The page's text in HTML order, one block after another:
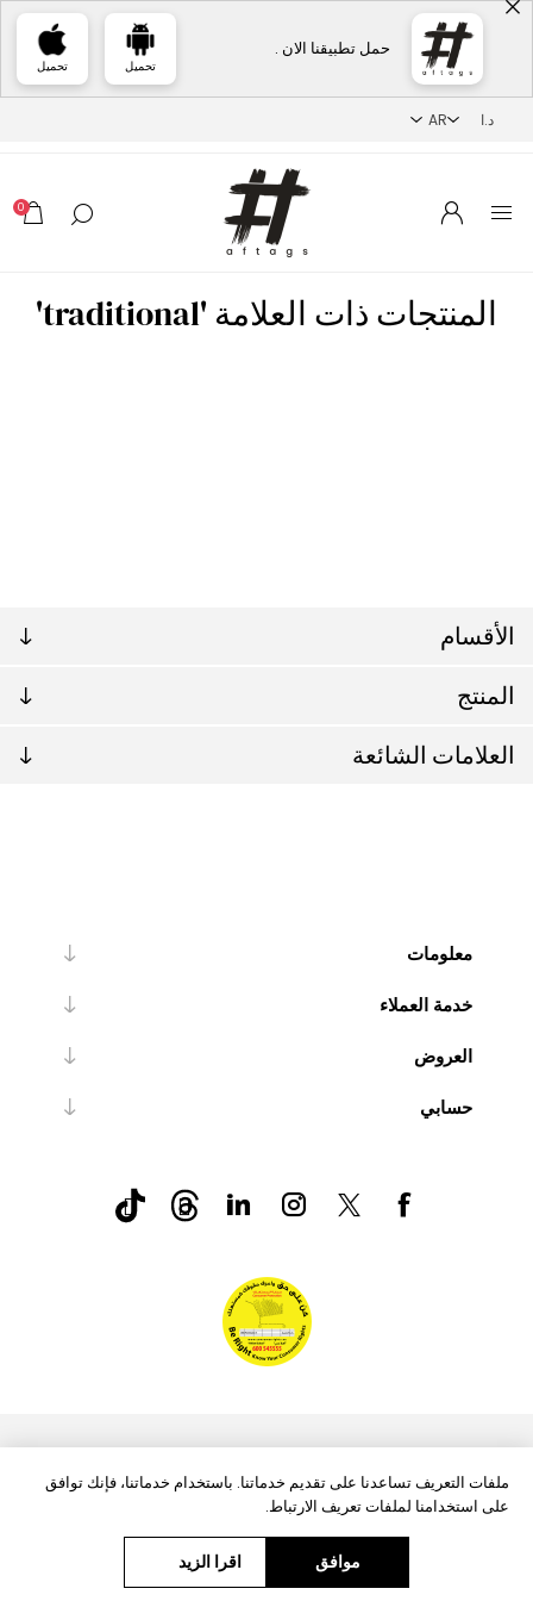
حمل تطبيقنا الان .
تحميل تحميل
0
الأقسام
المنتج
العلامات الشائعة
المنتجات ذات العلامة 'traditional'
معلومات
خدمة العملاء
العروض
حسابي
حقوق الطبع والنشر © 2026 Aftags. جميع الحقوق محفوظة.
ملفات التعريف تساعدنا على تقديم خدماتنا. باستخدام خدماتنا، فإنك توافق
على استخدامنا لملفات تعريف الارتباط.
موافق اقرا الزيد